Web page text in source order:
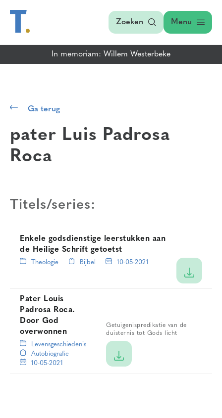
Zoeken Menu
In memoriam: Willem Westerbeke
Ga terug
pater Luis Padrosa
Roca
Titels/series:
Enkele godsdienstige leerstukken aan
de Heilige Schrift getoetst
Theologie Bijbel 10-05-2021
Pater Louis
Padrosa Roca.
Door God
overwonnen
Getuigenispredikatie van de
duisternis tot Gods licht
Levensgeschiedenis
Autobiografie
10-05-2021